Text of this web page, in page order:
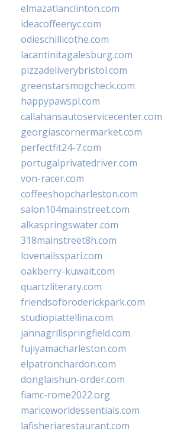
elmazatlanclinton.com
ideacoffeenyc.com
odieschillicothe.com
lacantinitagalesburg.com
pizzadeliverybristol.com
greenstarsmogcheck.com
happypawspl.com
callahansautoservicecenter.com
georgiascornermarket.com
perfectfit24-7.com
portugalprivatedriver.com
von-racer.com
coffeeshopcharleston.com
salon104mainstreet.com
alkaspringswater.com
318mainstreet8h.com
lovenailsspari.com
oakberry-kuwait.com
quartzliterary.com
friendsofbroderickpark.com
studiopiattellina.com
jannagrillspringfield.com
fujiyamacharleston.com
elpatronchardon.com
donglaishun-order.com
fiamc-rome2022.org
mariceworldessentials.com
lafisheriarestaurant.com